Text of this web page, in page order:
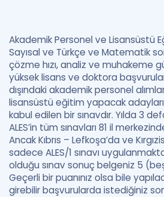
Akademik Personel ve Lisansüstü
Sayısal ve Türkçe ve Matematik
çözme hızı, analiz ve muhakeme
yüksek lisans ve doktora
dışındaki akademik personel
lisansüstü eğitim yapacak
kabul edilen bir sınavdır. Yılda 3
ALES’in tüm sınavları 81 il
Ancak Kıbrıs – Lefkoşa’da ve
sadece ALES/1 sınavı
olduğu sınav sonuç belgeniz 5
Geçerli bir puanınız olsa bile
girebilir başvurularda istediğiniz